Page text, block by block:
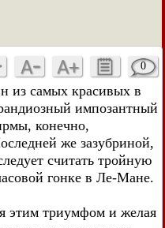
0
из самых красивых в
импозантный
конечно,
же зазубриной,
считать тройную
гонке в Ле-Мане.
этим триумфом и желая